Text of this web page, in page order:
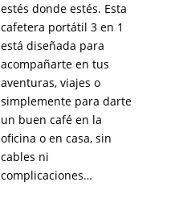
estés donde estés. Esta
cafetera portátil 3 en 1
está diseñada para
acompañarte en tus
aventuras, viajes o
simplemente para darte
un buen café en la
oficina o en casa, sin
cables ni
complicaciones…